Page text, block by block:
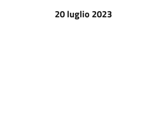
20 luglio 2023